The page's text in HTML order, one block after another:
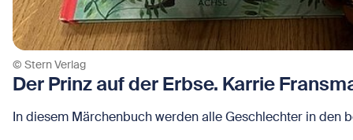
© Stern Verlag
Der Prinz auf der Erbse. Karrie
In diesem Märchenbuch werden alle Geschlechter in den